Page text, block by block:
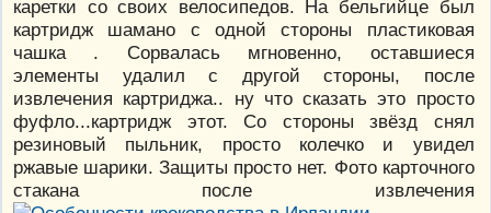
каретки со своих велосипедов. На бельгийце был
картридж шамано с одной стороны пластиковая
чашка . Сорвалась мгновенно, оставшиеся
элементы удалил с другой стороны, после
извлечения картриджа.. ну что сказать это просто
фуфло...картридж этот. Со стороны звёзд снял
резиновый пыльник, просто колечко и увидел
ржавые шарики. Защиты просто нет. Фото карточного
стакана после извлечения